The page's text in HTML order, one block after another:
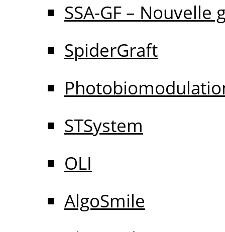
SSA-GF – Nouvelle
SpiderGraft
STSystem
OLI
AlgoSmile